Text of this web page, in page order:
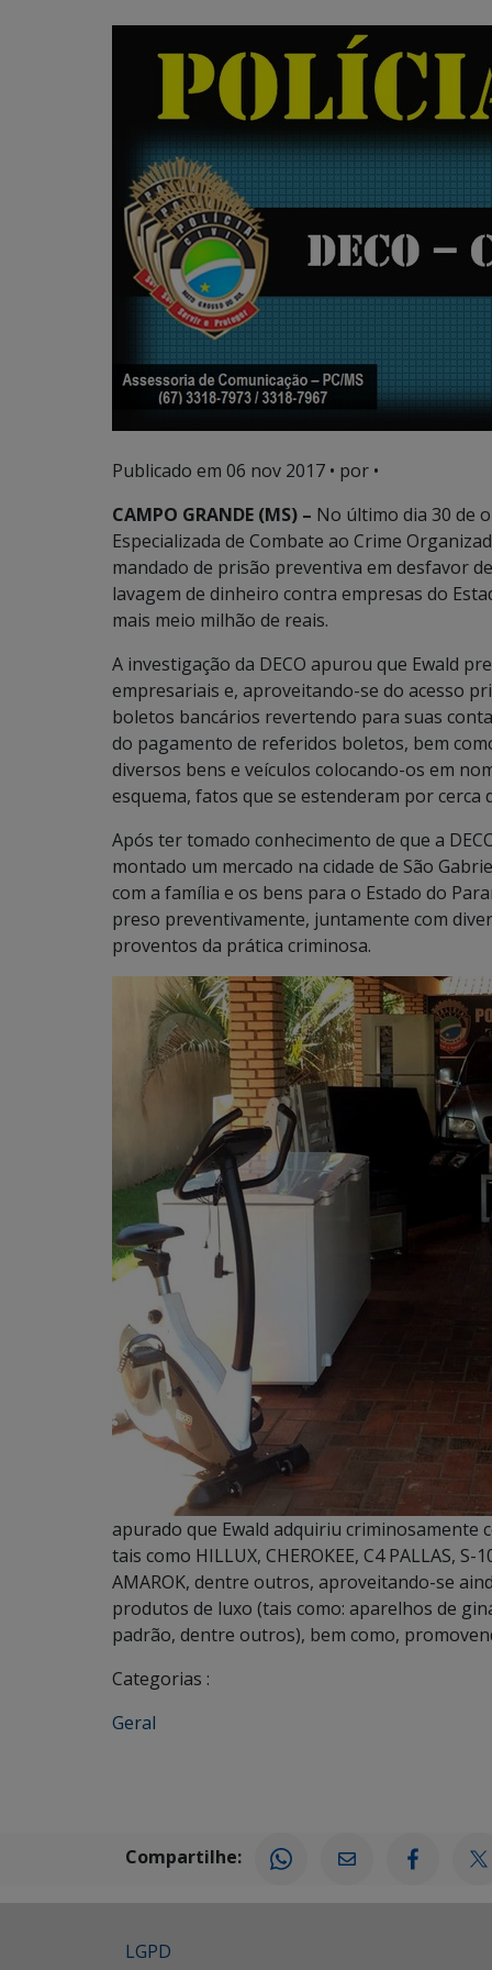
Publicado em 06 nov 2017 • por •
CAMPO GRANDE (MS) – No último dia 30 de
Especializada de Combate ao Crime
mandado de prisão preventiva em desfavor
lavagem de dinheiro contra empresas do
mais meio milhão de reais.
A investigação da DECO apurou que Ewald
empresariais e, aproveitando-se do acesso
boletos bancários revertendo para suas
do pagamento de referidos boletos, bem
diversos bens e veículos colocando-os em
esquema, fatos que se estenderam por
Após ter tomado conhecimento de que a
montado um mercado na cidade de São
com a família e os bens para o Estado do
preso preventivamente, juntamente com
proventos da prática criminosa.
apurado que Ewald adquiriu criminosamente
tais como HILLUX, CHEROKEE, C4 PALLAS, S-
AMAROK, dentre outros, aproveitando-se
produtos de luxo (tais como: aparelhos de
padrão, dentre outros), bem como,
Categorias :
Geral
Compartilhe:
LGPD